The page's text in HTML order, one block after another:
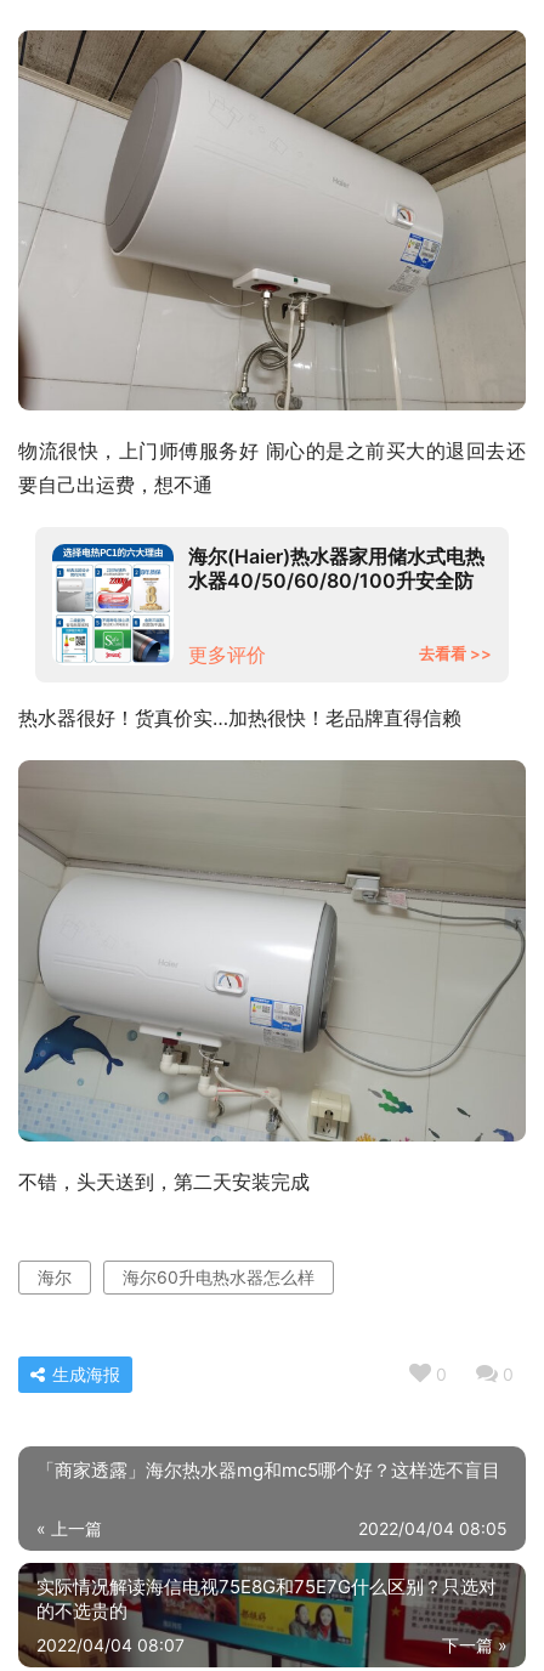
物流很快，上门师傅服务好 闹心的是之前买大的退回去还
要自己出运费，想不通
海尔(Haier)热水器家用储水式电热
水器40/50/60/80/100升安全防
保】
更多评价 去看看 >>
热水器很好！货真价实…加热很快！老品牌直得信赖
不错，头天送到，第二天安装完成
海尔 海尔60升电热水器怎么样
0 0
生成海报
「商家透露」海尔热水器mg和mc5哪个好？这样选不盲目
« 上一篇 2022/04/04 08:05
实际情况解读海信电视75E8G和75E7G什么区别？只选对
的不选贵的
下一篇 »
2022/04/04 08:07